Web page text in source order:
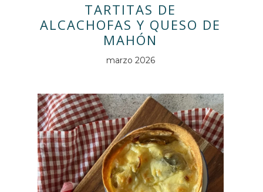
TARTITAS DE
ALCACHOFAS Y QUESO DE
MAHÓN
marzo 2026